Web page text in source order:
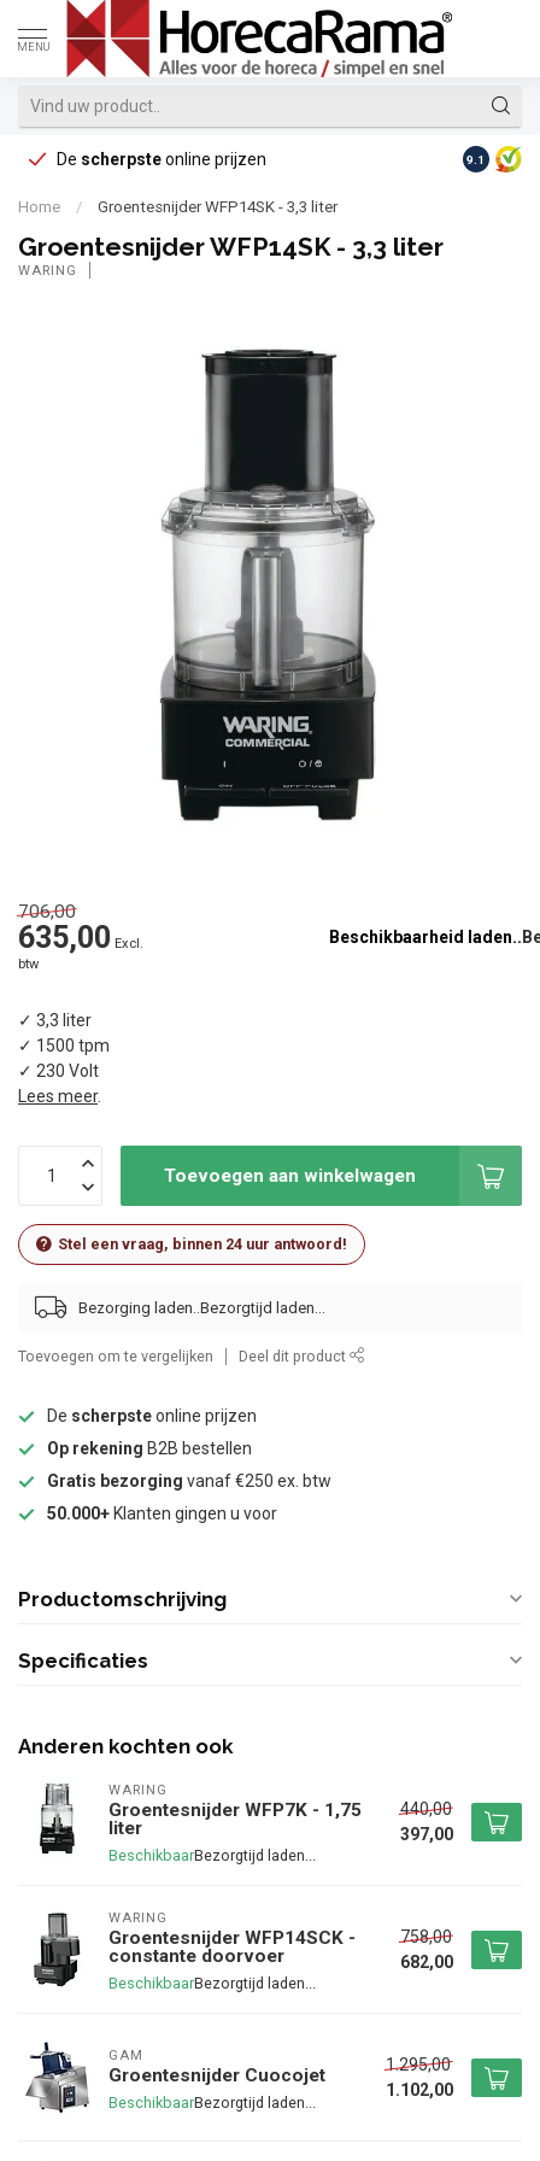
MENU
De scherpsteonline prijzen Op
9.1
Home / Groentesnijder WFP14SK - 3,3 liter
Groentesnijder WFP14SK - 3,3 liter
WARING
706,00
635,00 Excl.
btw
Beschikbaarheid laden..
✓ 3,3 liter
✓ 1500 tpm
✓ 230 Volt
Lees meer.
Toevoegen aan winkelwagen
Stel een vraag, binnen 24 uur antwoord!
Bezorging laden..
Toevoegen om te vergelijken Deel dit product
De scherpsteonline prijzen
Op rekening B2B bestellen
Gratis bezorging vanaf €250 ex. btw
50.000+ Klanten gingen u voor
Productomschrijving
Specificaties
Anderen kochten ook
WARING
Groentesnijder WFP7K - 1,75
liter
Beschikbaar
440,00
397,00
WARING
Groentesnijder WFP14SCK -
constante doorvoer
Beschikbaar
758,00
682,00
GAM
Groentesnijder Cuocojet
Beschikbaar
1.295,00
1.102,00